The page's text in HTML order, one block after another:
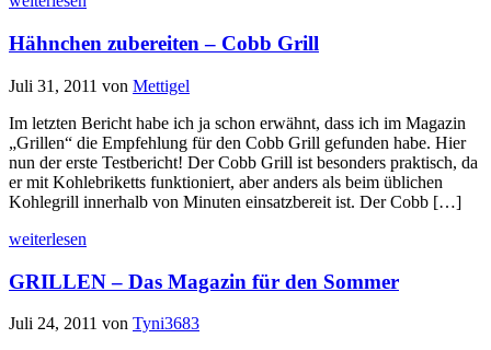
Hähnchen zubereiten – Cobb Grill
Juli 31, 2011 von Mettigel
Im letzten Bericht habe ich ja schon erwähnt, dass ich im Magazin
„Grillen“ die Empfehlung für den Cobb Grill gefunden habe. Hier
nun der erste Testbericht! Der Cobb Grill ist besonders praktisch, da
er mit Kohlebriketts funktioniert, aber anders als beim üblichen
Kohlegrill innerhalb von Minuten einsatzbereit ist. Der Cobb […]
weiterlesen
GRILLEN – Das Magazin für den Sommer
Juli 24, 2011 von Tyni3683